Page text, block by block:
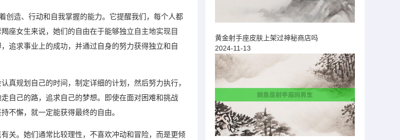
创造、行动和自我掌握的能力。它提醒我们，每个人都
座女生来说，她们的自由在于能够独立自主地实现目
追求事业上的成功，并通过自身的努力获得独立和自
真规划自己的时间，制定详细的计划，然后努力执行，
自己的路，追求自己的梦想。即使在面对困难和挑战
不懈，就一定能获得最终的自由。
关。她们通常比较理性，不喜欢冲动和冒险，而是更倾
黄金射手座皮肤上架过神秘商店吗
2024-11-13